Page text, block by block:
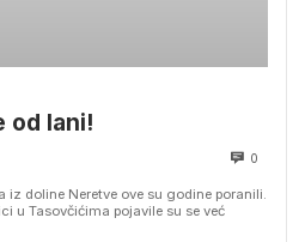
od lani!
0
iz doline Neretve ove su godine poranili.
u Tasovčićima pojavile su se već